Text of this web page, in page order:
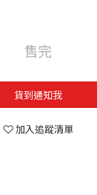
售完
貨到通知我
加入追蹤清單